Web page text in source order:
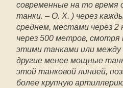
современные на то время
танки. – О. Х. ) через
среднем, местами через
через 500 метров,
этими танками или между
другие менее мощные
этой танковой линией,
более крупную